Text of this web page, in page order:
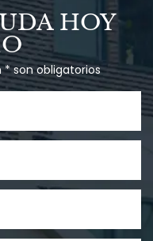
HOY
son obligatorios